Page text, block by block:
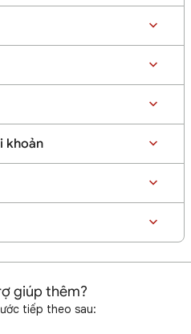
khoản
giúp thêm?
tiếp theo sau: